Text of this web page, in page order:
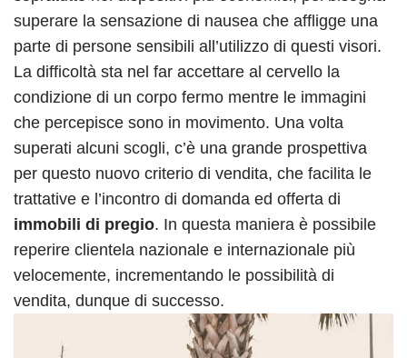
superare la sensazione di nausea che affligge una
parte di persone sensibili all’utilizzo di questi visori.
La difficoltà sta nel far accettare al cervello la
condizione di un corpo fermo mentre le immagini
che percepisce sono in movimento. Una volta
superati alcuni scogli, c’è una grande prospettiva
per questo nuovo criterio di vendita, che facilita le
trattative e l’incontro di domanda ed offerta di
immobili di pregio. In questa maniera è possibile
reperire clientela nazionale e internazionale più
velocemente, incrementando le possibilità di
vendita, dunque di successo.